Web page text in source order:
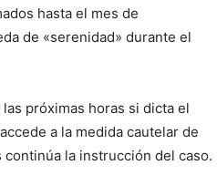
hasta el mes de
de «serenidad» durante el
próximas horas si dicta el
a la medida cautelar de
la instrucción del caso.